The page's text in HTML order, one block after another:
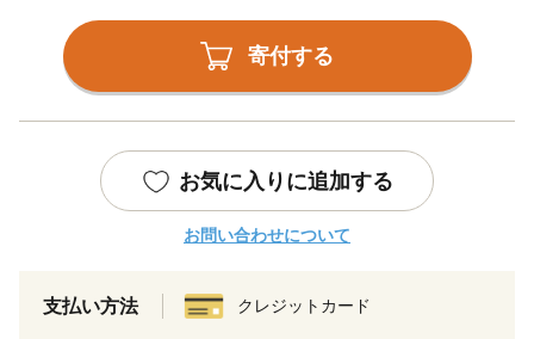
寄付する
お気に入りに追加する
お問い合わせについて
支払い方法 クレジットカード